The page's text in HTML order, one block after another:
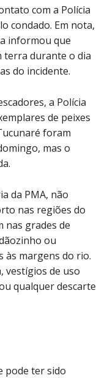
com a Polícia
condado. Em nota,
informou que
terra durante o dia
do incidente.
a Polícia
de peixes
foram
mas o
da PMA, não
nas regiões do
nas grades de
ou
às margens do rio.
vestígios de uso
qualquer descarte
pode ter sido